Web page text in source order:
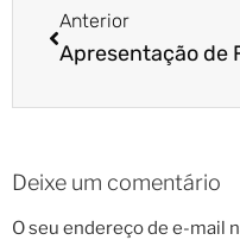
Anterior
Deixe um comentário
O seu endereço de e-mail